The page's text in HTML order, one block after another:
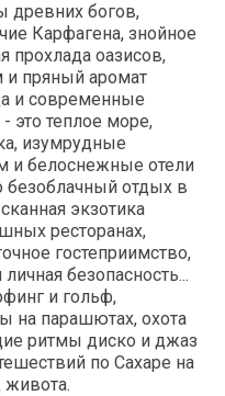
древних богов,
Карфагена, знойное
прохлада оазисов,
и пряный аромат
и современные
это теплое море,
изумрудные
и белоснежные отели
безоблачный отдых в
экзотика
ресторанах,
гостеприимство,
безопасность...
и гольф,
на парашютах, охота
ритмы диско и джаз
по Сахаре на
живота.